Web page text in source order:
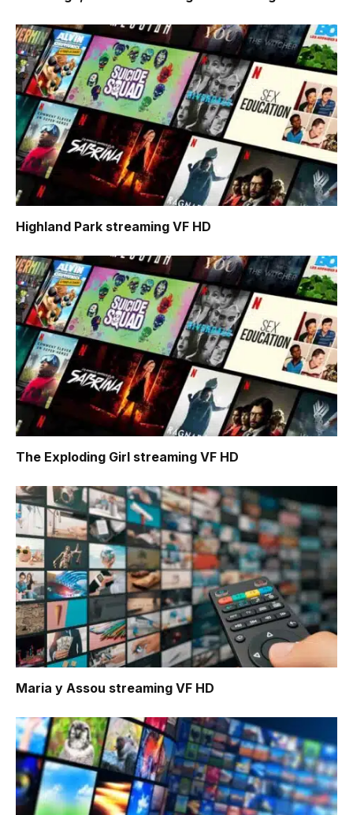
Highland Park streaming VF HD
The Exploding Girl streaming VF HD
Maria y Assou streaming VF HD